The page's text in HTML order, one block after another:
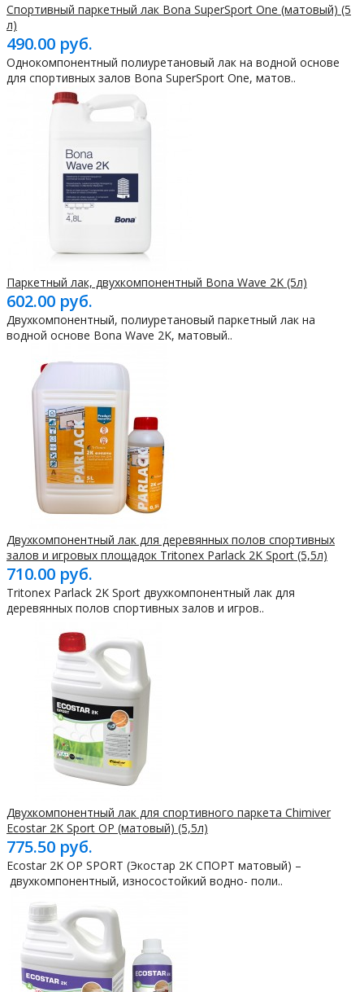
Спортивный паркетный лак Bona SuperSport One (матовый) (5
л)
490.00 руб.
Однокомпонентный полиуретановый лак на водной основе
для спортивных залов Bona SuperSport One, матов..
Паркетный лак, двухкомпонентный Bona Wave 2K (5л)
602.00 руб.
Двухкомпонентный, полиуретановый паркетный лак на
водной основе Bona Wave 2K, матовый..
Двухкомпонентный лак для деревянных полов спортивных
залов и игровых площадок Tritonex Parlack 2K Sport (5,5л)
710.00 руб.
Tritonex Parlack 2K Sport двухкомпонентный лак для
деревянных полов спортивных залов и игров..
Двухкомпонентный лак для спортивного паркета Chimiver
Ecostar 2K Sport OP (матовый) (5,5л)
775.50 руб.
Ecostar 2K OP SPORT (Экостар 2K СПОРТ матовый) –
двухкомпонентный, износостойкий водно- поли..